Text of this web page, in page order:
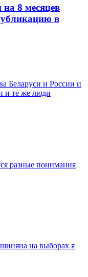
8 месяцев
в
Беларуси и России и
и те же люди
разные понимания
на выборах я